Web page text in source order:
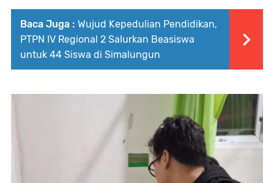
Baca Juga : Wujud Kepedulian Pendidikan,
PTPN IV Regional 2 Salurkan Beasiswa
untuk 44 Siswa di Simalungun